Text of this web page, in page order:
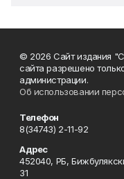
© 2026 Сайт издания
сайта разрешено
администрации.
Об использовании
Телефон
8(34743) 2-11-92
Адрес
452040, РБ,
31